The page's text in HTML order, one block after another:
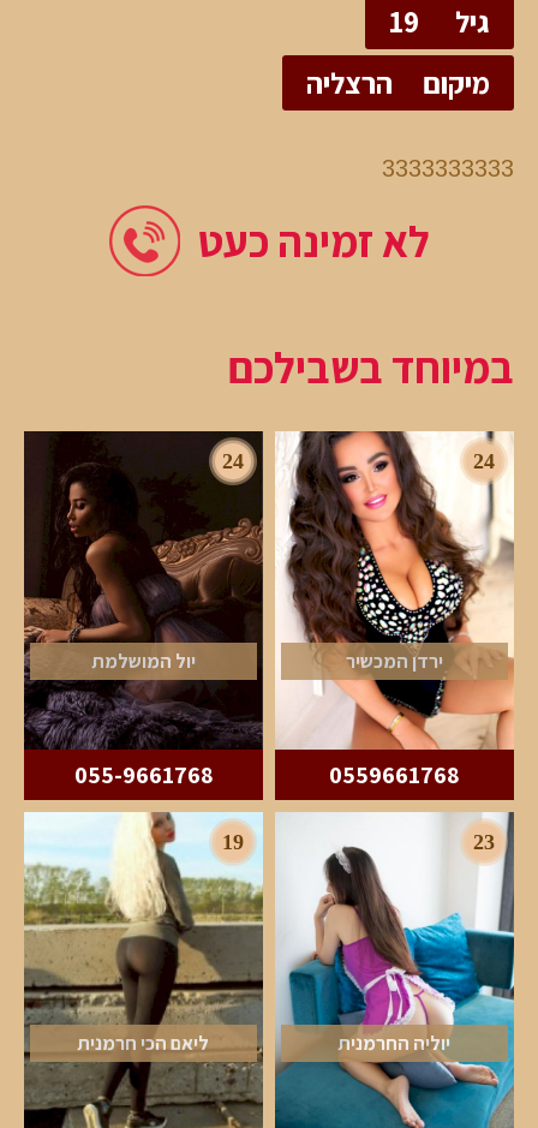
גיל
19
מיקום
הרצליה
3333333333
לא זמינה כעט
במיוחד בשבילכם
24
ירדן המכשיר
0559661768
24
יול המושלמת
055-9661768
23
יוליה החרמנית
19
ליאם הכי חרמנית